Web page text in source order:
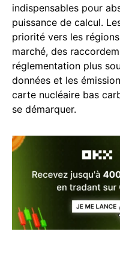
indispensables pour
puissance de calcul.
priorité vers les
marché, des
réglementation plus
données et les
carte nucléaire bas
se démarquer.